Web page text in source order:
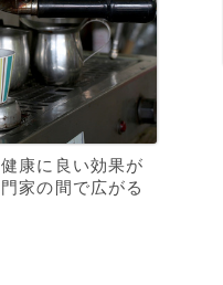
康に良い効果が
家の間で広がる